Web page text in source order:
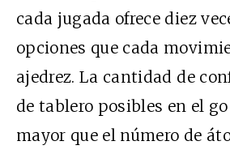
cada jugada ofrece diez
opciones que cada
ajedrez. La cantidad de
de tablero posibles en el
mayor que el número de